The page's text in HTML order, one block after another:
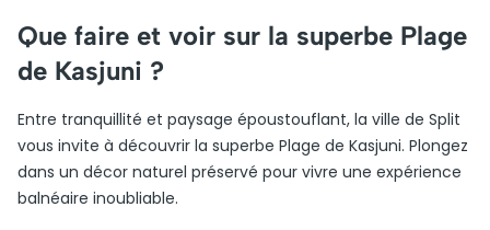
Que faire et voir sur la superbe Plage
de Kasjuni ?
Entre tranquillité et paysage époustouflant, la ville de Split
vous invite à découvrir la superbe Plage de Kasjuni. Plongez
dans un décor naturel préservé pour vivre une expérience
balnéaire inoubliable.